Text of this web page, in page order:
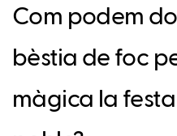
Com podem
bèstia de foc
màgica la